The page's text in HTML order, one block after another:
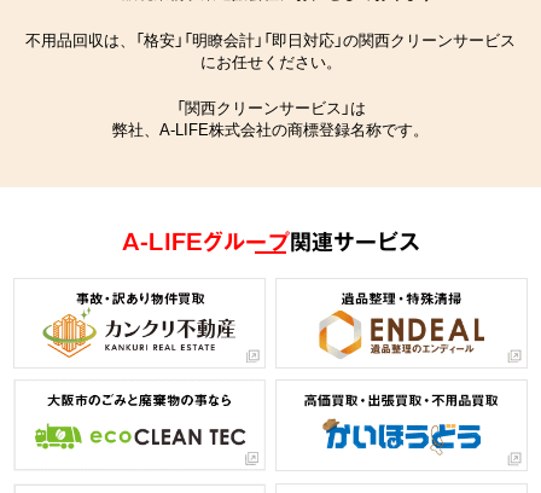
不用品回収は、「格安」「明瞭会計」「即日対応」の関西クリーンサービス
にお任せください。
「関西クリーンサービス」は
弊社、A-LIFE株式会社の商標登録名称です。
A-LIFEグループ関連サービス